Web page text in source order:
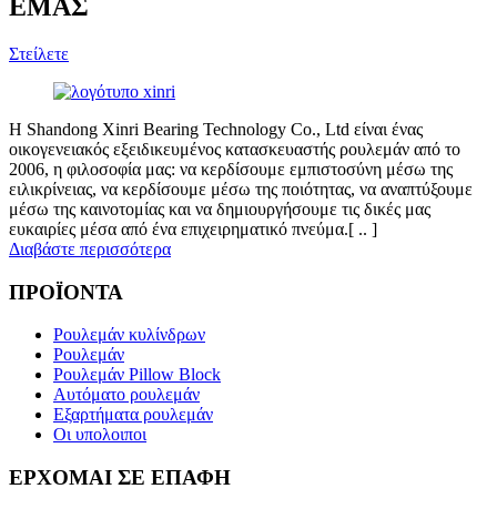
ΕΜΑΣ
Στείλετε
Η Shandong Xinri Bearing Technology Co., Ltd είναι ένας
οικογενειακός εξειδικευμένος κατασκευαστής ρουλεμάν από το
2006, η φιλοσοφία μας: να κερδίσουμε εμπιστοσύνη μέσω της
ειλικρίνειας, να κερδίσουμε μέσω της ποιότητας, να αναπτύξουμε
μέσω της καινοτομίας και να δημιουργήσουμε τις δικές μας
ευκαιρίες μέσα από ένα επιχειρηματικό πνεύμα.[ .. ]
Διαβάστε περισσότερα
ΠΡΟΪΟΝΤΑ
Ρουλεμάν κυλίνδρων
Ρουλεμάν
Ρουλεμάν Pillow Block
Αυτόματο ρουλεμάν
Εξαρτήματα ρουλεμάν
Οι υπολοιποι
ΕΡΧΟΜΑΙ ΣΕ ΕΠΑΦΗ